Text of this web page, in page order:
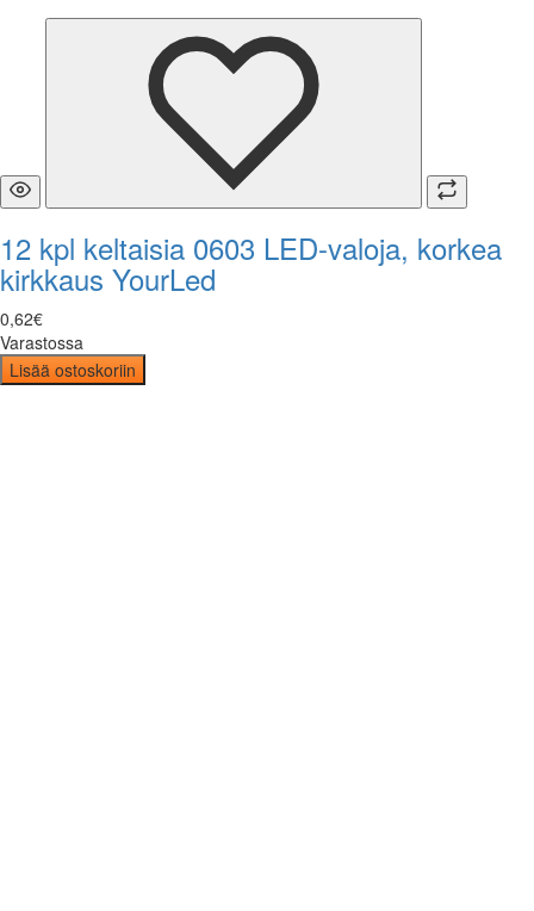
12 kpl keltaisia 0603 LED-valoja, korkea
kirkkaus YourLed
0,62€
Varastossa
Lisää ostoskoriin